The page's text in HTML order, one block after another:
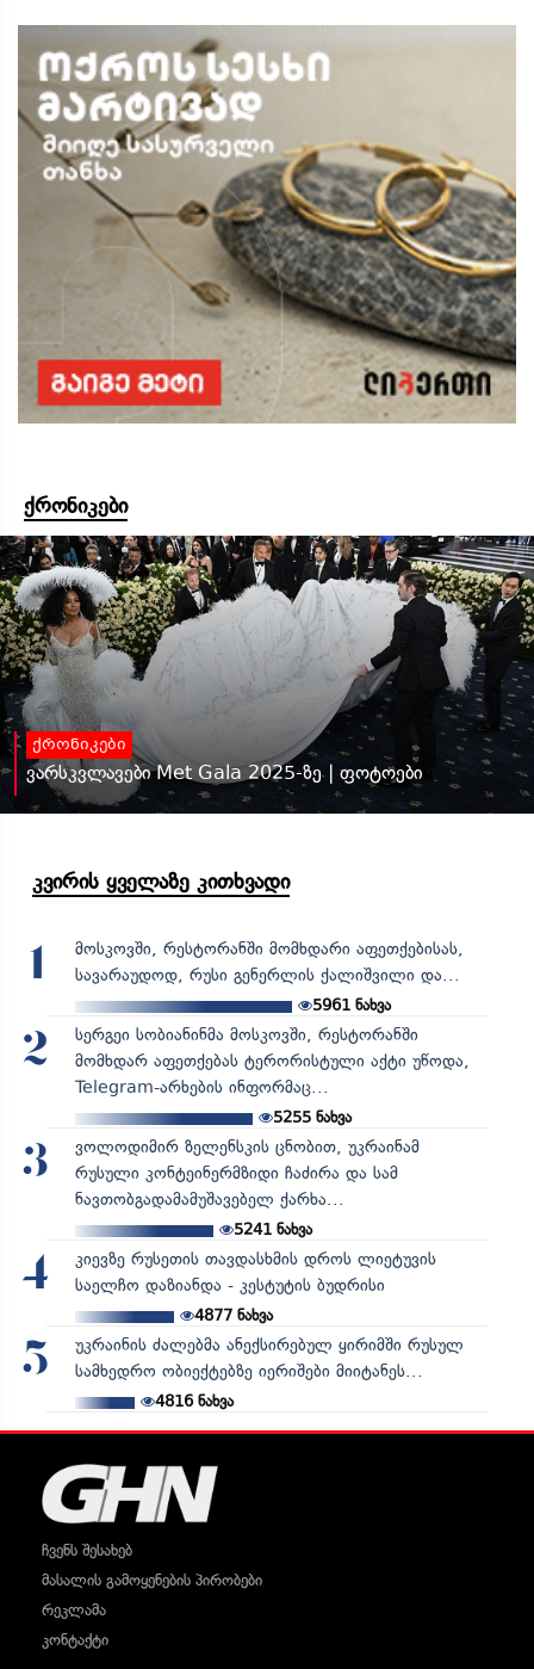
ქრონიკები
ქრონიკები
ვარსკვლავები Met Gala 2025-ზე | ფოტოები
კვირის ყველაზე კითხვადი
1
მოსკოვში, რესტორანში მომხდარი აფეთქებისას,
სავარაუდოდ, რუსი გენერლის ქალიშვილი და...
5961 ნახვა
2
სერგეი სობიანინმა მოსკოვში, რესტორანში
მომხდარ აფეთქებას ტერორისტული აქტი უწოდა,
Telegram-არხების ინფორმაც...
5255ნახვა
3
ვოლოდიმირ ზელენსკის ცნობით, უკრაინამ
რუსული კონტეინერმზიდი ჩაძირა და სამ
ნავთობგადამამუშავებელ ქარხა...
5241ნახვა
4
კიევზე რუსეთის თავდასხმის დროს ლიეტუვის
საელჩო დაზიანდა - კესტუტის ბუდრისი
4877ნახვა
5
უკრაინის ძალებმა ანექსირებულ ყირიმში რუსულ
სამხედრო ობიექტებზე იერიშები მიიტანეს...
4816ნახვა
ჩვენს შესახებ
მასალის გამოყენების პირობები
რეკლამა
კონტაქტი